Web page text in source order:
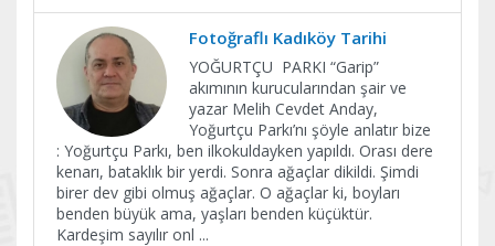
Fotoğraflı Kadıköy Tarihi
YOĞURTÇU PARKI “Garip”
akımının kurucularından şair ve
yazar Melih Cevdet Anday,
Yoğurtçu Parkı’nı şöyle anlatır bize
: Yoğurtçu Parkı, ben ilkokuldayken yapıldı. Orası dere
kenarı, bataklık bir yerdi. Sonra ağaçlar dikildi. Şimdi
birer dev gibi olmuş ağaçlar. O ağaçlar ki, boyları
benden büyük ama, yaşları benden küçüktür.
Kardeşim sayılır onl ...